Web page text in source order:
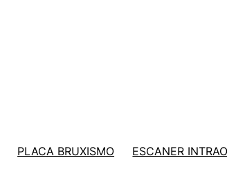
PLACA BRUXISMO ESCANER